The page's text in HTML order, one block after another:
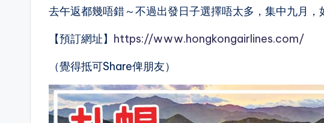
去午返都幾唔錯～不過出發日子選擇唔太多，集中九月，
【預訂網址】 https://www.hongkongairlines.com/
（覺得抵可Share俾朋友）